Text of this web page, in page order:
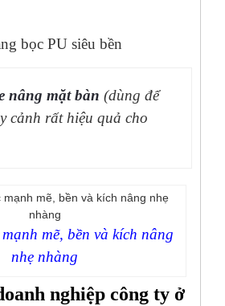
bọc PU siêu bền
nâng mặt bàn (dùng để
cảnh rất hiệu quả cho
mẽ, bền và kích nâng
nhẹ nhàng
nghiệp công ty ở